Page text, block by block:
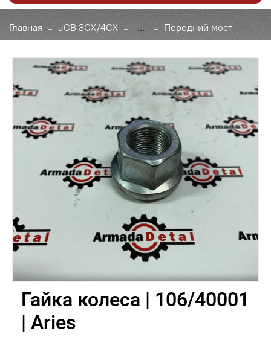
Главная JCB 3CX/4CX ... Передний мост
Гайка колеса | 106/40001
| Aries